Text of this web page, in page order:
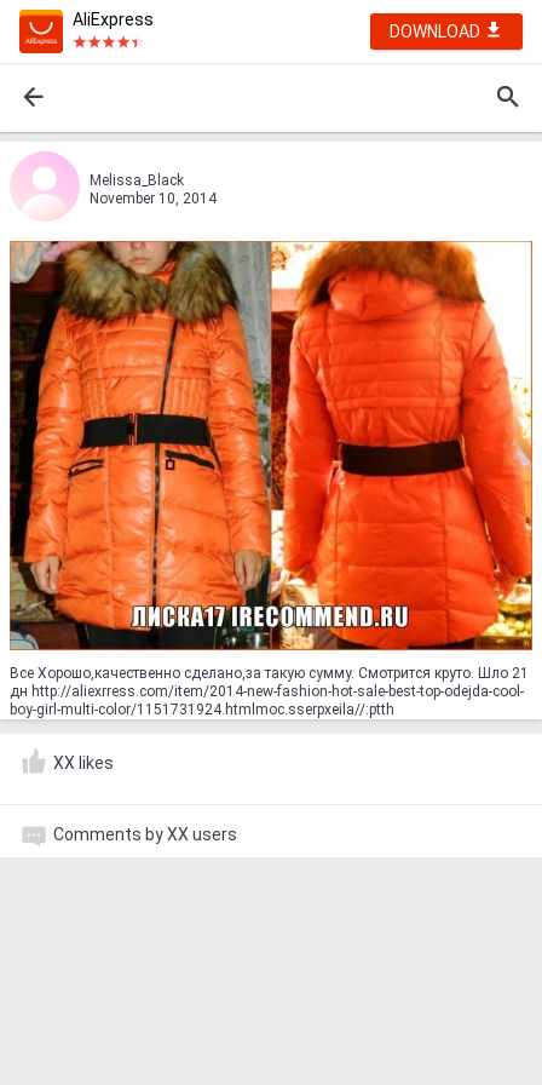
AliExpress
DOWNLOAD
Melissa_Black
November 10, 2014
Все Хорошо,качественно сделано,за такую сумму. Смотрится круто. Шло 21
дн http://aliexrress.com/item/2014-new-fashion-hot-sale-best-top-odejda-cool-
boy-girl-multi-color/1151731924.html‮http://aliexpress.com
XX likes
Comments by XX users